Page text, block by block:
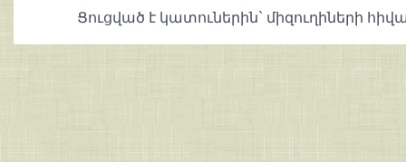
Ցուցված է կատուներին` միզուղիների